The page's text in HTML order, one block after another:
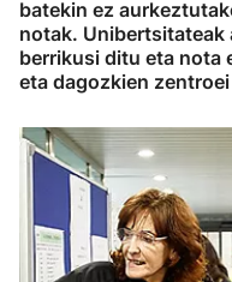
batekin ez
notak. Unibertsitateak
berrikusi ditu eta nota
eta dagozkien